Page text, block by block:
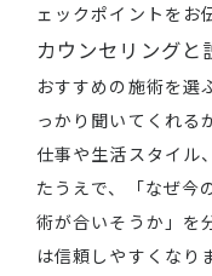
ェックポイントをお
カウンセリングと
おすすめの施術を選
っかり聞いてくれる
仕事や生活スタイル
たうえで、「なぜ今
術が合いそうか」を
は信頼しやすくなり